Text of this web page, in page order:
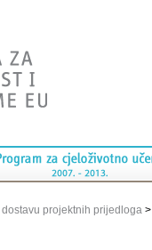
dostavu projektnih prijedloga